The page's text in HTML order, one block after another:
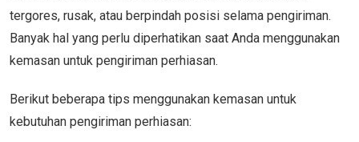
tergores, rusak, atau berpindah posisi selama pengiriman.
Banyak hal yang perlu diperhatikan saat Anda menggunakan
kemasan untuk pengiriman perhiasan.
Berikut beberapa tips menggunakan kemasan untuk
kebutuhan pengiriman perhiasan: